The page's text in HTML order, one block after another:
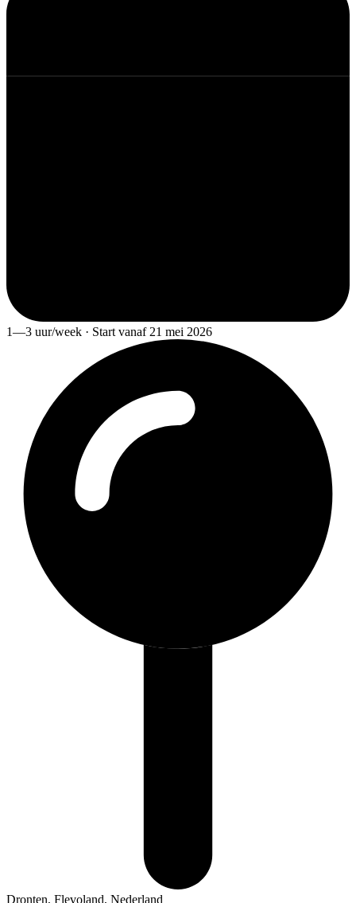
1—3 uur/week · Start vanaf 21 mei 2026
Dronten, Flevoland, Nederland